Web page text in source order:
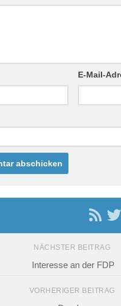
E-Mail-
NÄCHSTER BEITRAG
Interesse an der FDP
VORHERIGER BEITRAG